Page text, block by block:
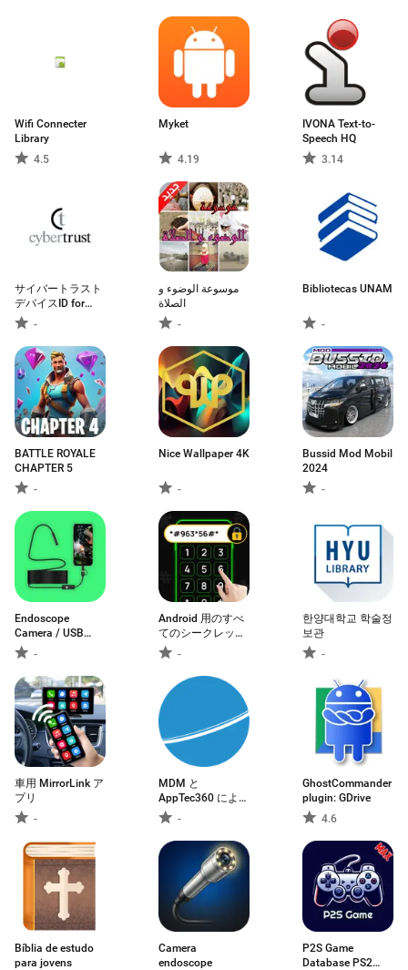
Wifi Connecter
Library
4.5
Myket
4.19
IVONA Text-to-
Speech HQ
3.14
サイバートラスト
デバイスID for
Android
-
موسوعة الوضوء و
الصلاة
-
Bibliotecas UNAM
-
BATTLE ROYALE
CHAPTER 5
-
Nice Wallpaper 4K
-
Bussid Mod Mobil
2024
-
Endoscope
Camera / USB
OTG -
Android 用のすべ
てのシークレット
コード
-
한양대학교 학술정
보관
-
車用 MirrorLink ア
プリ
-
MDM と
AppTec360 による
キオスクモード
-
GhostCommander
plugin: GDrive
4.6
Bíblia de estudo
para jovens
Camera
endoscope
P2S Game
Database PS2